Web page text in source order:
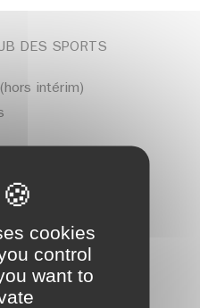
cookies
control
want to
DES SPORTS
intérim)